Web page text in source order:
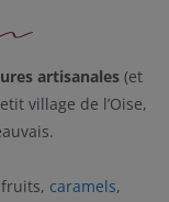
artisanales(et
village de l’Oise,
caramels,